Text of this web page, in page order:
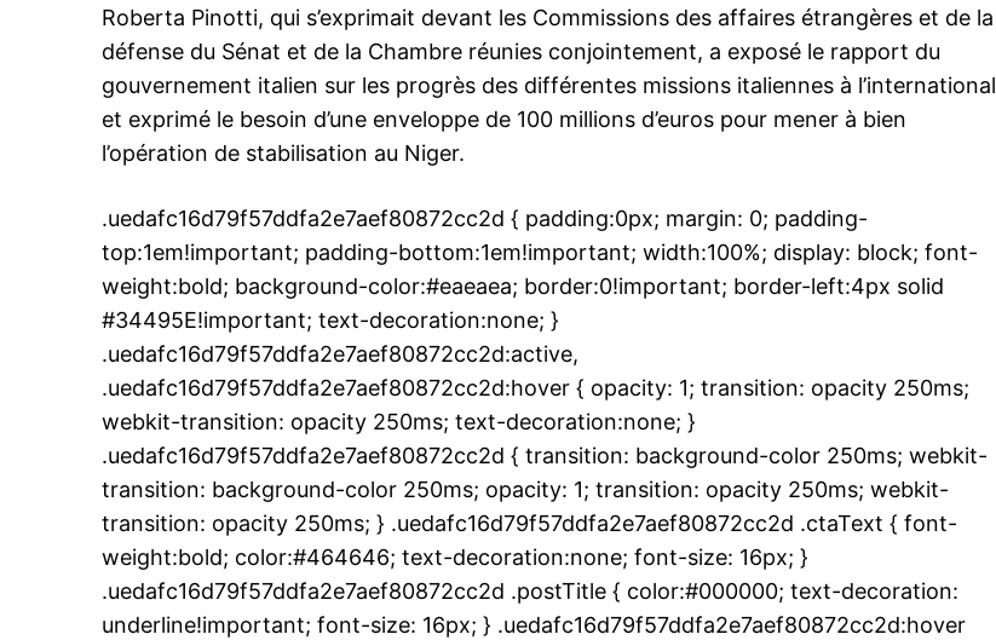
Roberta Pinotti, qui s’exprimait devant les Commissions des affaires étrangères et de la
défense du Sénat et de la Chambre réunies conjointement, a exposé le rapport du
gouvernement italien sur les progrès des différentes missions italiennes à l’international
et exprimé le besoin d’une enveloppe de 100 millions d’euros pour mener à bien
l’opération de stabilisation au Niger.
.uedafc16d79f57ddfa2e7aef80872cc2d { padding:0px; margin: 0; padding-
top:1em!important; padding-bottom:1em!important; width:100%; display: block; font-
weight:bold; background-color:#eaeaea; border:0!important; border-left:4px solid
#34495E!important; text-decoration:none; }
.uedafc16d79f57ddfa2e7aef80872cc2d:active,
.uedafc16d79f57ddfa2e7aef80872cc2d:hover { opacity: 1; transition: opacity 250ms;
webkit-transition: opacity 250ms; text-decoration:none; }
.uedafc16d79f57ddfa2e7aef80872cc2d { transition: background-color 250ms; webkit-
transition: background-color 250ms; opacity: 1; transition: opacity 250ms; webkit-
transition: opacity 250ms; } .uedafc16d79f57ddfa2e7aef80872cc2d .ctaText { font-
weight:bold; color:#464646; text-decoration:none; font-size: 16px; }
.uedafc16d79f57ddfa2e7aef80872cc2d .postTitle { color:#000000; text-decoration:
underline!important; font-size: 16px; } .uedafc16d79f57ddfa2e7aef80872cc2d:hover